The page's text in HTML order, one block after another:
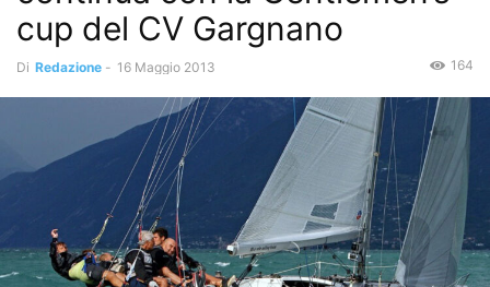
cup del CV Gargnano
Di Redazione - 16 Maggio 2013 164